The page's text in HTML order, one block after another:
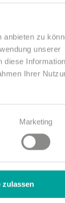
anbieten zu
unserer
diese
Ihrer
Marketing
zulassen